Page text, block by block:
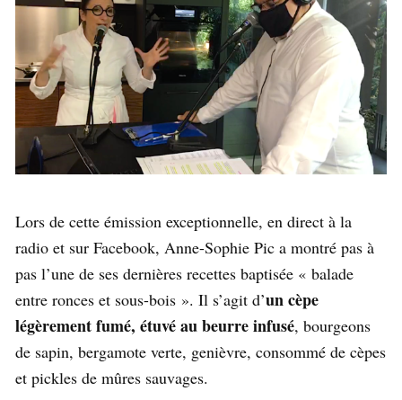
Lors de cette émission exceptionnelle, en direct à la
radio et sur Facebook, Anne-Sophie Pic a montré pas à
pas l’une de ses dernières recettes baptisée « balade
entre ronces et sous-bois ». Il s’agit d’un cèpe
légèrement fumé, étuvé au beurre infusé, bourgeons
de sapin, bergamote verte, genièvre, consommé de cèpes
et pickles de mûres sauvages.